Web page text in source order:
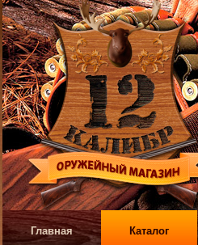
Главная Каталог